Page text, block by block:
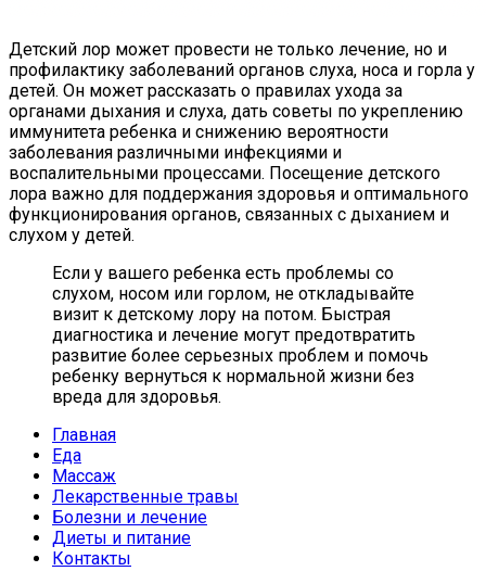
Детский лор может провести не только лечение, но и
профилактику заболеваний органов слуха, носа и горла у
детей. Он может рассказать о правилах ухода за
органами дыхания и слуха, дать советы по укреплению
иммунитета ребенка и снижению вероятности
заболевания различными инфекциями и
воспалительными процессами. Посещение детского
лора важно для поддержания здоровья и оптимального
функционирования органов, связанных с дыханием и
слухом у детей.
Если у вашего ребенка есть проблемы со
слухом, носом или горлом, не откладывайте
визит к детскому лору на потом. Быстрая
диагностика и лечение могут предотвратить
развитие более серьезных проблем и помочь
ребенку вернуться к нормальной жизни без
вреда для здоровья.
Главная
Еда
Массаж
Лекарственные травы
Болезни и лечение
Диеты и питание
Контакты